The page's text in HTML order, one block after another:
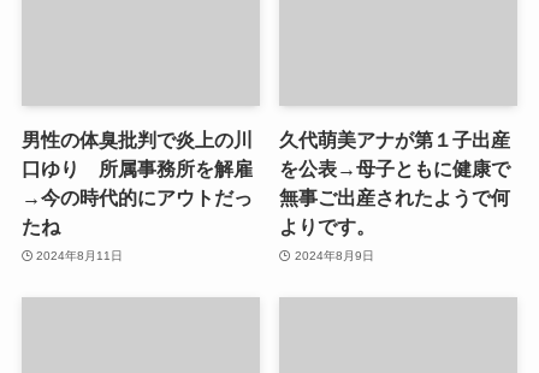
男性の体臭批判で炎上の川
口ゆり 所属事務所を解雇
→今の時代的にアウトだっ
たね
2024年8月11日
久代萌美アナが第１子出産
を公表→母子ともに健康で
無事ご出産されたようで何
よりです。
2024年8月9日